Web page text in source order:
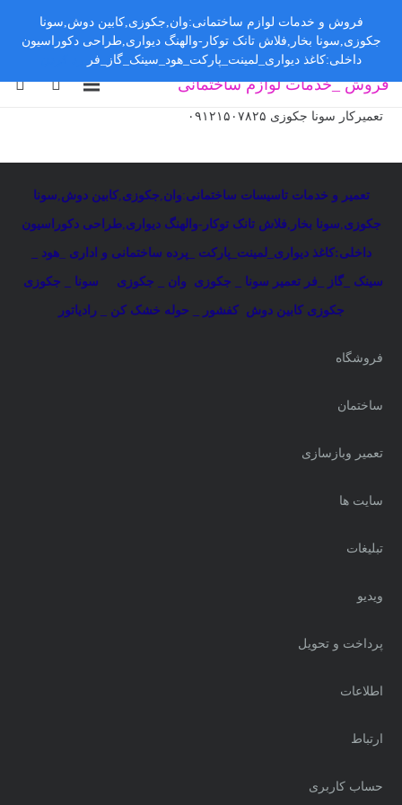
فروش _خدمات لوازم ساختمانی
تعمیرکار سونا جکوزی ۰۹۱۲۱۵۰۷۸۲۵
تعمیر و خدمات تاسیسات ساختمانی:وان,جکوزی,کابین دوش,سونا
جکوزی,سونا بخار ,فلاش تانک توکار-والهنگ دیواری,طراحی دکوراسیون
داخلی:کاغذ دیواری_لمینت_پارکت _پرده ساختمانی و اداری _هود _
سینک _گاز _فر تعمیر سونا _ جکوزی وان _ جکوزی سونا _ جکوزی
جکوزی کابین دوش کفشور _ حوله خشک کن _ رادیاتور
فروشگاه
ساختمان
تعمیر وبازسازی
سایت ها
تبلیغات
ویدیو
پرداخت و تحویل
اطلاعات
ارتباط
حساب کاربری
فروش و خدمات لوازم ساختمانی:وان,جکوزی,کابین دوش,سونا
جکوزی,سونا بخار,فلاش تانک توکار-والهنگ دیواری,طراحی دکوراسیون
داخلی:کاغذ دیواری_لمینت_پارکت_هود_سینک_گاز_فر